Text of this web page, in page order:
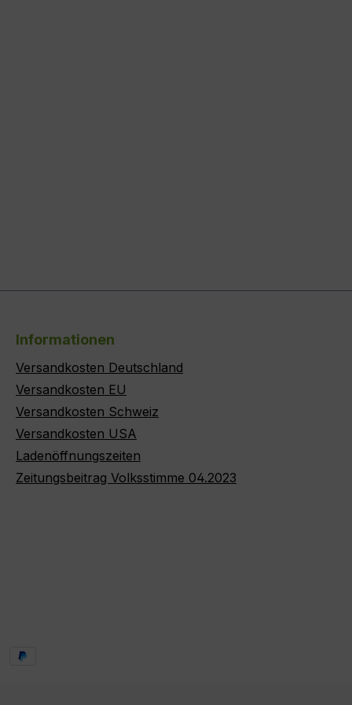
Informationen
Versandkosten Deutschland
Versandkosten EU
Versandkosten Schweiz
Versandkosten USA
Ladenöffnungszeiten
Zeitungsbeitrag Volksstimme 04.2023